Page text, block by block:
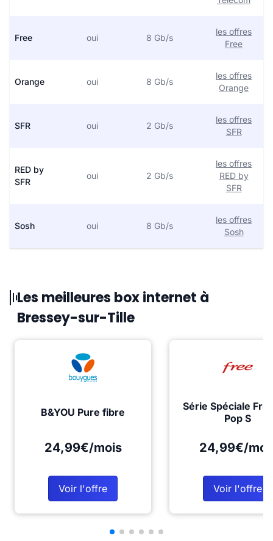
Free oui 8 Gb/s
les offres
Free
Orange oui 8 Gb/s
les offres
Orange
SFR oui 2 Gb/s
les offres
SFR
RED by
SFR
oui 2 Gb/s
les offres
RED by
SFR
Sosh oui 8 Gb/s
les offres
Sosh
Les meilleures box internet à
Bressey-sur-Tille
B&YOU Pure fibre
24,99€/mois
Voir l'offre
Série Spéciale
Pop S
24,99€/
Voir l'offre